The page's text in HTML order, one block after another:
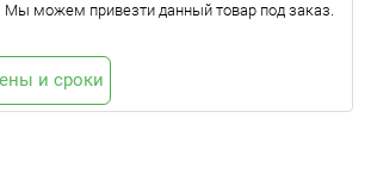
Мы можем привезти данный товар под заказ.
и сроки